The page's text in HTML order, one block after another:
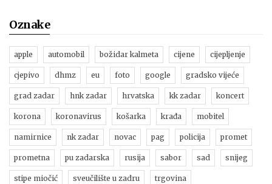
Oznake
apple automobil božidar kalmeta cijene cijepljenje
cjepivo dhmz eu foto google gradsko vijeće
grad zadar hnk zadar hrvatska kk zadar koncert
korona koronavirus košarka krađa mobitel
namirnice nk zadar novac pag policija promet
prometna pu zadarska rusija sabor sad snijeg
stipe miočić sveučilište u zadru trgovina